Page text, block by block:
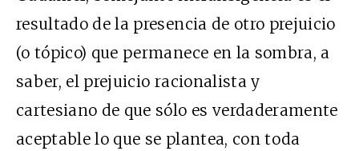
resultado de la presencia de otro prejuicio
(o tópico) que permanece en la sombra, a
saber, el prejuicio racionalista y
cartesiano de que sólo es verdaderamente
aceptable lo que se plantea, con toda